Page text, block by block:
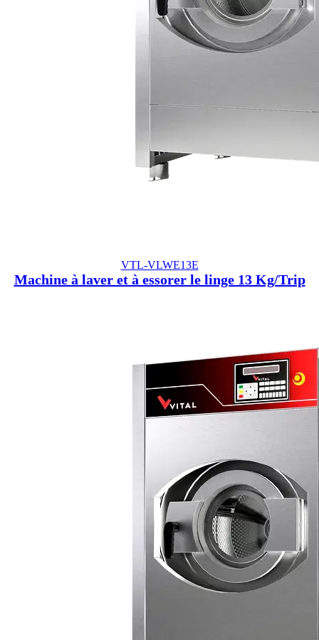
VTL-VLWE13E
Machine à laver et à essorer le linge 13 Kg/Trip